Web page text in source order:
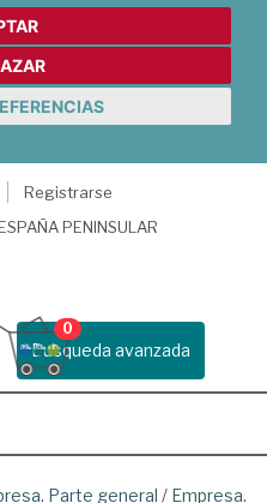
Registrarse
PENINSULAR
Busqueda avanzada
0
Parte general / Empresa.